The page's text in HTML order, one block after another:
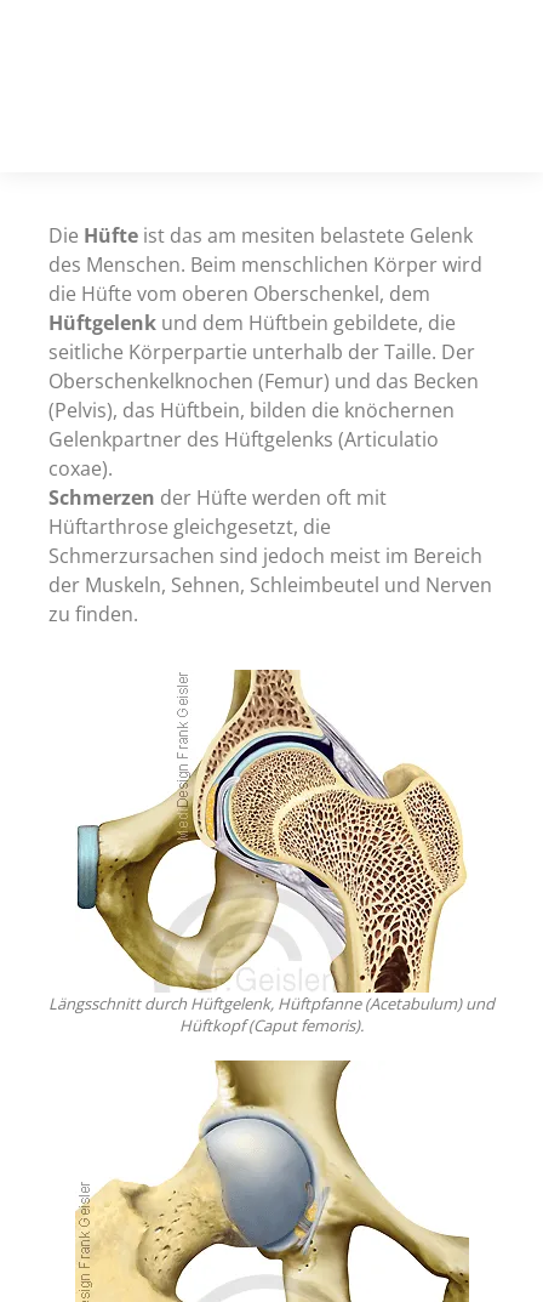
Die Hüfte ist das am mesiten belastete Gelenk
des Menschen. Beim menschlichen Körper wird
die Hüfte vom oberen Oberschenkel, dem
Hüftgelenk und dem Hüftbein gebildete, die
seitliche Körperpartie unterhalb der Taille. Der
Oberschenkelknochen (Femur) und das Becken
(Pelvis), das Hüftbein, bilden die knöchernen
Gelenkpartner des Hüftgelenks (Articulatio
coxae).
Schmerzen der Hüfte werden oft mit
Hüftarthrose gleichgesetzt, die
Schmerzursachen sind jedoch meist im Bereich
der Muskeln, Sehnen, Schleimbeutel und Nerven
zu finden.
Längsschnitt durch Hüftgelenk, Hüftpfanne (Acetabulum) und
Hüftkopf (Caput femoris).